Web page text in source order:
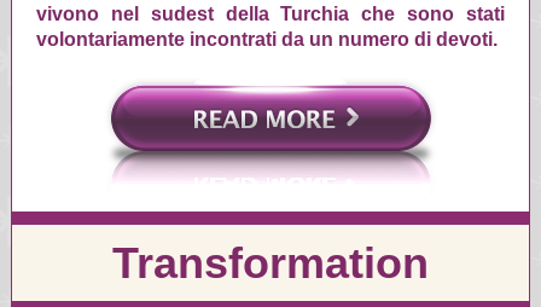
vivono nel sudest della Turchia che sono stati
volontariamente incontrati da un numero di devoti.
Transformation